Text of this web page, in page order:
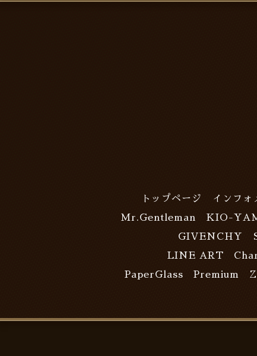
トップページ インフォ
Mr.Gentleman
KIO-
GIVENCHY
LINE ART
PaperGlass Premium